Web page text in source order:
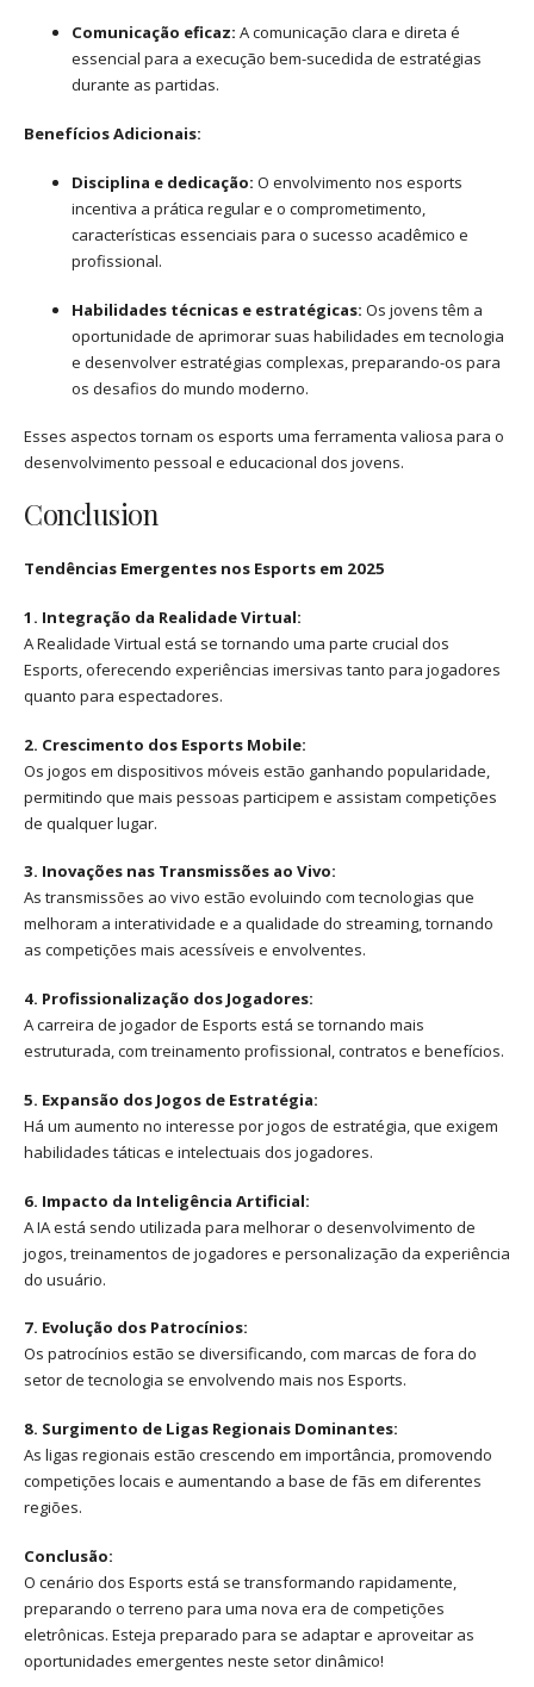
Comunicação eficaz: A comunicação clara e direta é
essencial para a execução bem-sucedida de estratégias
durante as partidas.
Benefícios Adicionais:
Disciplina e dedicação: O envolvimento nos esports
incentiva a prática regular e o comprometimento,
características essenciais para o sucesso acadêmico e
profissional.
Habilidades técnicas e estratégicas: Os jovens têm a
oportunidade de aprimorar suas habilidades em tecnologia
e desenvolver estratégias complexas, preparando-os para
os desafios do mundo moderno.
Esses aspectos tornam os esports uma ferramenta valiosa para o
desenvolvimento pessoal e educacional dos jovens.
Conclusion
Tendências Emergentes nos Esports em 2025
1. Integração da Realidade Virtual:
A Realidade Virtual está se tornando uma parte crucial dos
Esports, oferecendo experiências imersivas tanto para jogadores
quanto para espectadores.
2. Crescimento dos Esports Mobile:
Os jogos em dispositivos móveis estão ganhando popularidade,
permitindo que mais pessoas participem e assistam competições
de qualquer lugar.
3. Inovações nas Transmissões ao Vivo:
As transmissões ao vivo estão evoluindo com tecnologias que
melhoram a interatividade e a qualidade do streaming, tornando
as competições mais acessíveis e envolventes.
4. Profissionalização dos Jogadores:
A carreira de jogador de Esports está se tornando mais
estruturada, com treinamento profissional, contratos e benefícios.
5. Expansão dos Jogos de Estratégia:
Há um aumento no interesse por jogos de estratégia, que exigem
habilidades táticas e intelectuais dos jogadores.
6. Impacto da Inteligência Artificial:
A IA está sendo utilizada para melhorar o desenvolvimento de
jogos, treinamentos de jogadores e personalização da experiência
do usuário.
7. Evolução dos Patrocínios:
Os patrocínios estão se diversificando, com marcas de fora do
setor de tecnologia se envolvendo mais nos Esports.
8. Surgimento de Ligas Regionais Dominantes:
As ligas regionais estão crescendo em importância, promovendo
competições locais e aumentando a base de fãs em diferentes
regiões.
Conclusão:
O cenário dos Esports está se transformando rapidamente,
preparando o terreno para uma nova era de competições
eletrônicas. Esteja preparado para se adaptar e aproveitar as
oportunidades emergentes neste setor dinâmico!